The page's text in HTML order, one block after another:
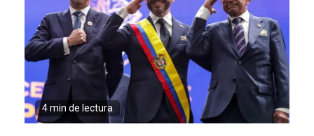
4 min de lectura